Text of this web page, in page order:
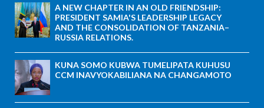
A NEW CHAPTER IN AN OLD FRIENDSHIP:
PRESIDENT SAMIA'S LEADERSHIP LEGACY
AND THE CONSOLIDATION OF TANZANIA–
RUSSIA RELATIONS.
KUNA SOMO KUBWA TUMELIPATA KUHUSU
CCM INAVYOKABILIANA NA CHANGAMOTO